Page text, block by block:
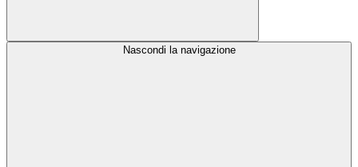
Nascondi la navigazione